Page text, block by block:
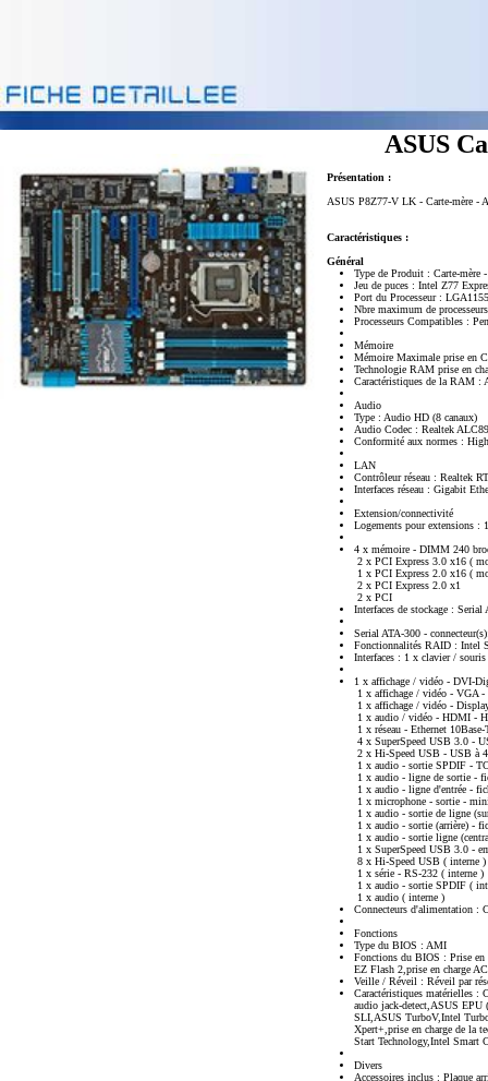
ASUS
Présentation :
ASUS P8Z77-V LK - Carte-mère -
Caractéristiques :
Général
Type de Produit : Carte-mère
Jeu de puces : Intel Z77
Port du Processeur :
Nbre maximum de
Processeurs Compatibles :
Mémoire
Mémoire Maximale prise en
Technologie RAM prise en
Caractéristiques de la RAM :
Audio
Type : Audio HD (8 canaux)
Audio Codec : Realtek
Conformité aux normes :
LAN
Contrôleur réseau : Realtek
Interfaces réseau : Gigabit
Extension/connectivité
Logements pour extensions :
4 x mémoire - DIMM 240
2 x PCI Express 3.0 x16 (
1 x PCI Express 2.0 x16 (
2 x PCI Express 2.0 x1
2 x PCI
Interfaces de stockage :
Serial ATA-300 -
Fonctionnalités RAID : Intel
Interfaces : 1 x clavier /
1 x affichage / vidéo - DVI-
1 x affichage / vidéo - VGA
1 x affichage / vidéo -
1 x audio / vidéo - HDMI -
1 x réseau - Ethernet
4 x SuperSpeed USB 3.0 -
2 x Hi-Speed USB - USB à
1 x audio - sortie SPDIF -
1 x audio - ligne de sortie -
1 x audio - ligne d'entrée -
1 x microphone - sortie -
1 x audio - sortie de ligne
1 x audio - sortie (arrière) -
1 x audio - sortie ligne
1 x SuperSpeed USB 3.0 -
8 x Hi-Speed USB ( interne )
1 x série - RS-232 ( interne )
1 x audio - sortie SPDIF (
1 x audio ( interne )
Connecteurs d'alimentation :
Fonctions
Type du BIOS : AMI
Fonctions du BIOS : Prise
EZ Flash 2,prise en charge
Veille / Réveil : Réveil par
Caractéristiques matérielles :
audio jack-detect,ASUS EPU
SLI,ASUS TurboV,Intel
Xpert+,prise en charge de la
Start Technology,Intel Smart
Divers
Accessoires inclus : Plaque